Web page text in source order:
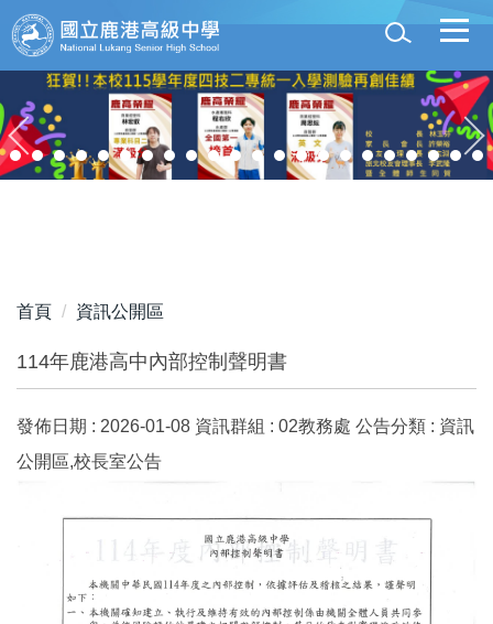
跳
到
主
內
容
區
首頁 資訊公開區
114年鹿港高中內部控制聲明書
發佈日期 : 2026-01-08 資訊群組 : 02教務處 公告分類 : 資訊
公開區,校長室公告